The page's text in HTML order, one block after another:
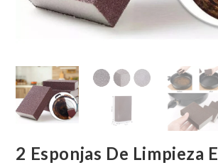
2 Esponjas De Limpieza